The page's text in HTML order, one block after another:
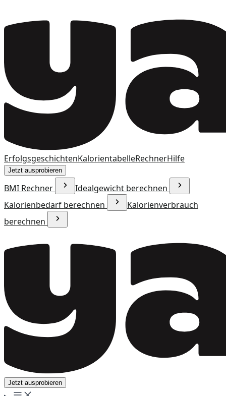
ErfolgsgeschichtenKalorientabelleRechnerHilfe
Jetzt ausprobieren
BMI Rechner
Idealgewicht berechnen
Kalorienbedarf berechnen
Kalorienverbrauch
berechnen
Jetzt ausprobieren